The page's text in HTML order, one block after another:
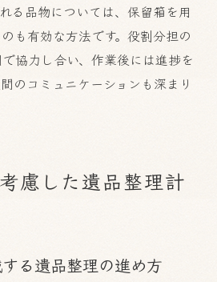
る品物については、保留箱を用
も有効な方法です。役割分担の
協力し合い、作業後には進捗を
のコミュニケーションも深まり
慮した遺品整理計
る遺品整理の進め方